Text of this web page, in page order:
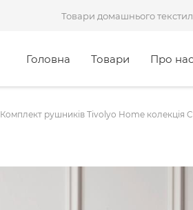
Товари домашнього
Головна Товари Про нас
Комплект рушників Tivolyo Home колекція